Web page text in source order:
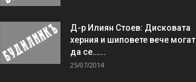
Д-р Илиян Стоев: Дисковата
херния и шиповете вече могат
да се…...
25/07/2014